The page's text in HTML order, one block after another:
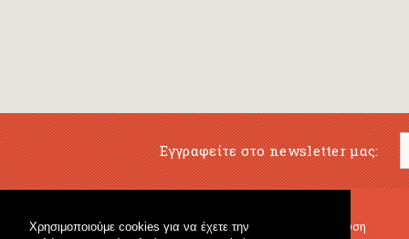
Χρησιμοποιούμε cookies για να έχετε την
Εγγραφείτε στο newsletter μας:
Μουσικό Βιβλιοπωλείο Μουσική Εκπαίδευση